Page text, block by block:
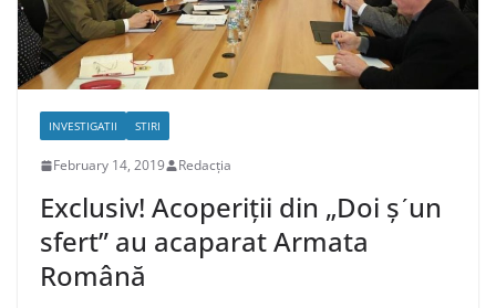
INVESTIGATII STIRI
February 14, 2019 Redacția
Exclusiv! Acoperiții din „Doi șʹun
sfert” au acaparat Armata
Română